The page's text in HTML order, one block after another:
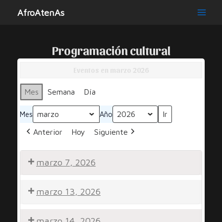
AfroAtenAs
Programación cultural
Mes Semana Día
Mes Año
Anterior Hoy Siguiente
marzo 7, 2026
por
Diversidad
marzo 13, 2026